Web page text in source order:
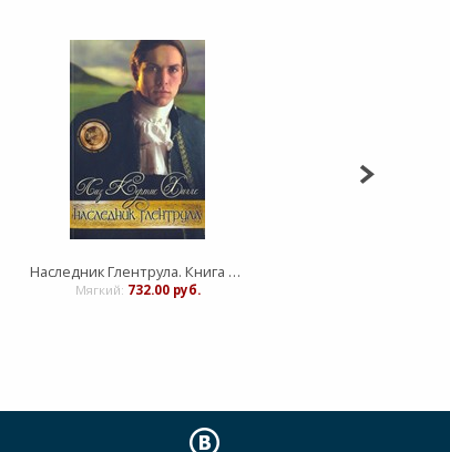
Наследник Глентрула. Книга 3. Серия "В стране лилового вереска"
Мягкий: 732.00 руб.